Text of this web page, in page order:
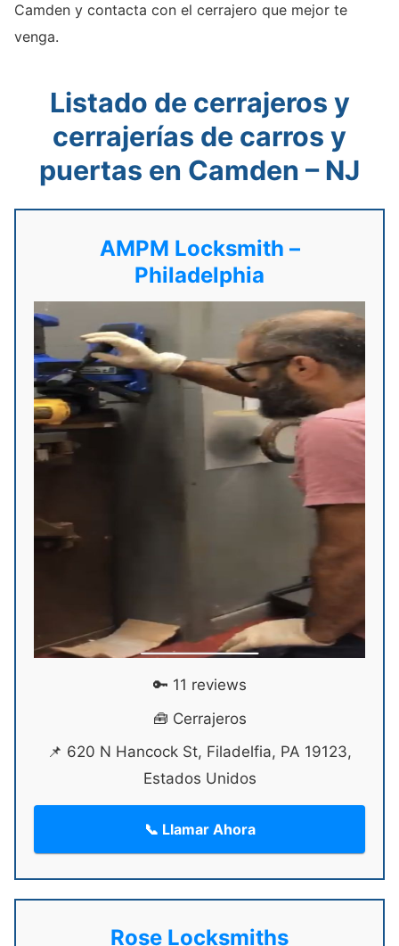
Camden y contacta con el cerrajero que mejor te
venga.
Listado de cerrajeros y
cerrajerías de carros y
puertas en Camden – NJ
AMPM Locksmith –
Philadelphia
🔑 11 reviews
🧰 Cerrajeros
📌 620 N Hancock St, Filadelfia, PA 19123,
Estados Unidos
📞 Llamar Ahora
Rose Locksmiths